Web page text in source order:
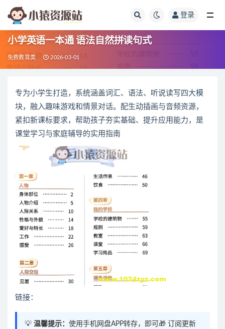
登录
小学英语一本通 语法自然拼读句式
免费教育类 2026-03-01
专为小学生打造，系统涵盖词汇、语法、听说读写四大模
块，融入趣味游戏和情景对话。配生动插画与音频资源，
紧扣新课标要求，帮助孩子夯实基础、提升应用能力，是
课堂学习与家庭辅导的实用指南
链接：
💡 温馨提示： 使用手机网盘APP转存，即可🎁 订阅更新